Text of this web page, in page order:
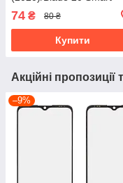
чорне, з олеофобним
покриттям, загартоване
74 ₴ 80 ₴
Купити
Акційні пропозиції
–9%